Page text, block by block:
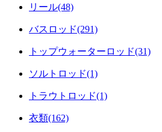
リール(48)
バスロッド(291)
トップウォーターロッド(31)
ソルトロッド(1)
トラウトロッド(1)
衣類(162)